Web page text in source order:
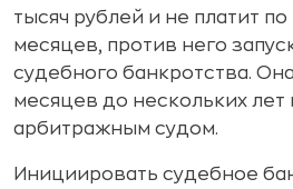
тысяч рублей и не платит
месяцев, против него
судебного банкротства.
месяцев до нескольких лет
арбитражным судом.
Инициировать судебное